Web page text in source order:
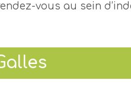
vous au sein